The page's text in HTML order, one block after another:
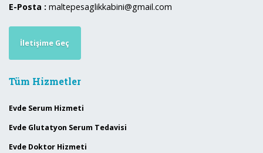
E-Posta : maltepesaglikkabini@gmail.com
İletişime Geç
Tüm Hizmetler
Evde Serum Hizmeti
Evde Glutatyon Serum Tedavisi
Evde Doktor Hizmeti